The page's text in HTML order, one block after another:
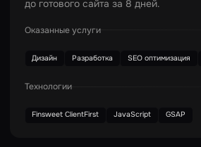
до готового сайта за 8 дней.
Оказанные услуги
Дизайн Разработка SEO оптимизация
Технологии
Finsweet ClientFirst JavaScript GSAP